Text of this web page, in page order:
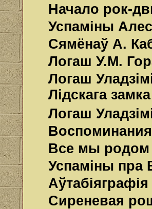
Начало рок-
Успаміны
Сямёнаў А.
Логаш У.М.
Логаш
Лідскага замка
Логаш
Все мы родом
Успаміны пра
Сиреневая